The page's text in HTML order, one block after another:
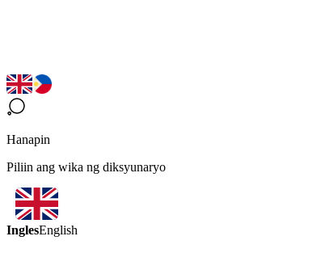
Hanapin
Piliin ang wika ng diksyunaryo
InglesEnglish